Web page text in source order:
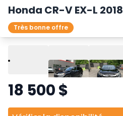
Honda CR-V EX-L 2018
Très bonne offre
Lire Précédent
Suivant
18 500$